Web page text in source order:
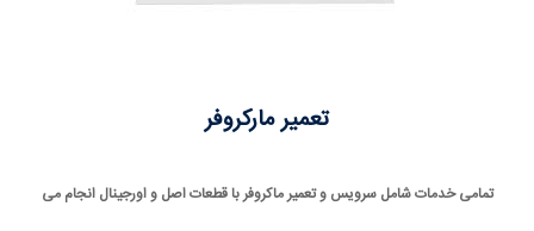
تعمیر مارکروفر
تمامی خدمات شامل سرویس و تعمیر ماکروفر با قطعات اصل و اورجینال انجام می